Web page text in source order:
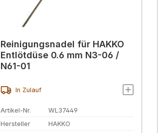
Reinigungsnadel für HAKKO
Entlötdüse 0.6 mm N3-06 /
N61-01
In Zulauf
Artikel-Nr.
WL37449
Hersteller
HAKKO